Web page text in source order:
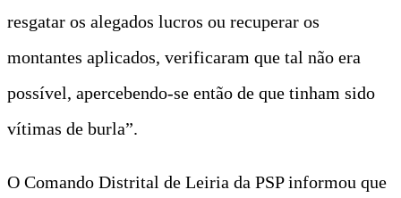
resgatar os alegados lucros ou recuperar os
montantes aplicados, verificaram que tal não era
possível, apercebendo-se então de que tinham sido
vítimas de burla”.
O Comando Distrital de Leiria da PSP informou que